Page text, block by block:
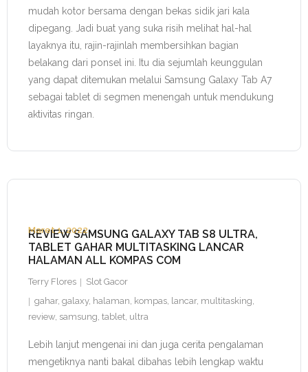
mudah kotor bersama dengan bekas sidik jari kala
dipegang. Jadi buat yang suka risih melihat hal-hal
layaknya itu, rajin-rajinlah membersihkan bagian
belakang dari ponsel ini. Itu dia sejumlah keunggulan
yang dapat ditemukan melalui Samsung Galaxy Tab A7
sebagai tablet di segmen menengah untuk mendukung
aktivitas ringan.
REVIEW SAMSUNG GALAXY TAB S8 ULTRA,
TABLET GAHAR MULTITASKING LANCAR
HALAMAN ALL KOMPAS COM
Maret 1, 2022
Terry Flores
Slot Gacor
gahar, galaxy, halaman kompas lancar, multitasking
review samsung tablet ultra
Lebih lanjut mengenai ini dan juga cerita pengalaman
mengetiknya nanti bakal dibahas lebih lengkap waktu